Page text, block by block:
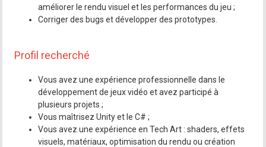
améliorer le rendu visuel et les performances du jeu ;
Corriger des bugs et développer des prototypes.
Profil recherché
Vous avez une expérience professionnelle dans le
développement de jeux vidéo et avez participé à
plusieurs projets ;
Vous maîtrisez Unity et le C# ;
Vous avez une expérience en Tech Art : shaders, effets
visuels, matériaux, optimisation du rendu ou création